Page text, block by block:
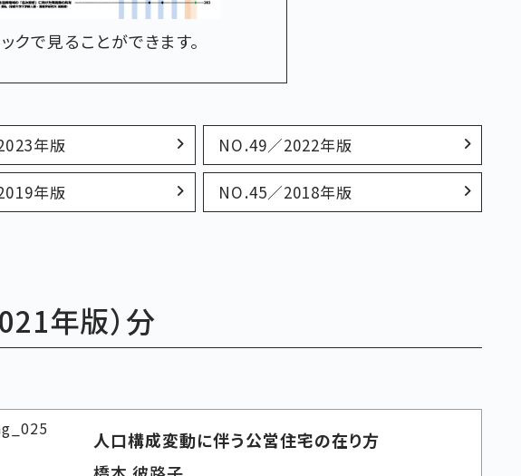
クで見ることができます。
年版 NO.49／2022年版
年版 NO.45／2018年版
年版）分
人口構成変動に伴う公営住宅の在り方